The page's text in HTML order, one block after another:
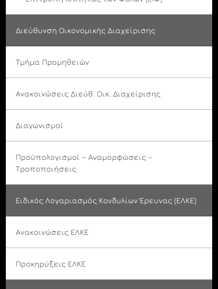
Διεύθυνση Οικονομικής Διαχείρισης
Τμήμα Προμηθειών
Ανακοινώσεις Διεύθ. Οικ. Διαχείρισης
Διαγωνισμοί
Προϋπολογισμοί – Αναμορφώσεις –
Τροποποιήσεις
Ειδικός Λογαριασμός Κονδυλίων Έρευνας (ΕΛΚΕ)
Ανακοινώσεις ΕΛΚΕ
Προκηρύξεις ΕΛΚΕ